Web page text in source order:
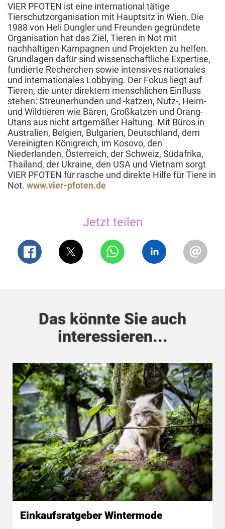
VIER PFOTEN ist eine international tätige
Tierschutzorganisation mit Hauptsitz in Wien. Die
1988 von Heli Dungler und Freunden gegründete
Organisation hat das Ziel, Tieren in Not mit
nachhaltigen Kampagnen und Projekten zu helfen.
Grundlagen dafür sind wissenschaftliche Expertise,
fundierte Recherchen sowie intensives nationales
und internationales Lobbying. Der Fokus liegt auf
Tieren, die unter direktem menschlichen Einfluss
stehen: Streunerhunden und -katzen, Nutz-, Heim-
und Wildtieren wie Bären, Großkatzen und Orang-
Utans aus nicht artgemäßer Haltung. Mit Büros in
Australien, Belgien, Bulgarien, Deutschland, dem
Vereinigten Königreich, im Kosovo, den
Niederlanden, Österreich, der Schweiz, Südafrika,
Thailand, der Ukraine, den USA und Vietnam sorgt
VIER PFOTEN für rasche und direkte Hilfe für Tiere in
Not. www.vier-pfoten.de
Jetzt teilen
Das könnte Sie auch
interessieren...
Einkaufsratgeber Wintermode